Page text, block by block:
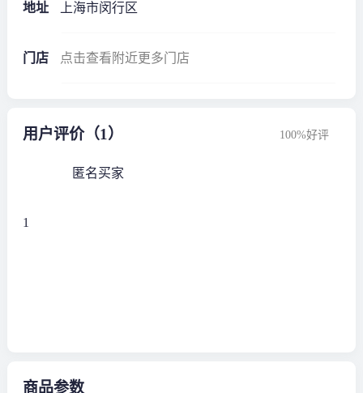
地址 上海市闵行区
门店 点击查看附近更多门店
用户评价（1） 100%好评
匿名买家
1
商品参数